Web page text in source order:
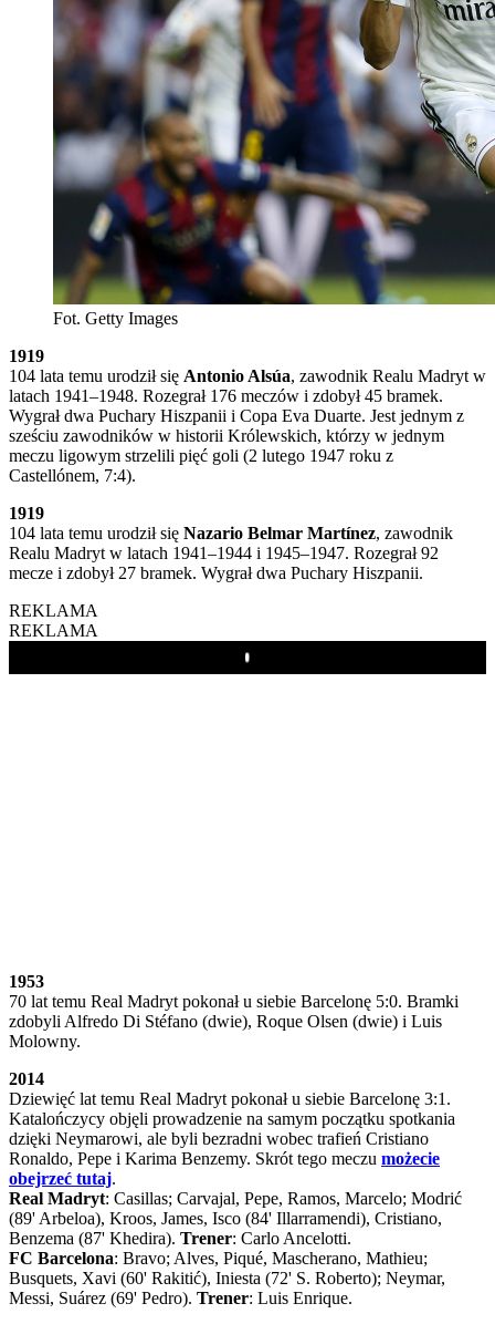
Fot. Getty Images
1919
104 lata temu urodził się Antonio Alsúa, zawodnik Realu Madryt w
latach 1941–1948. Rozegrał 176 meczów i zdobył 45 bramek.
Wygrał dwa Puchary Hiszpanii i Copa Eva Duarte. Jest jednym z
sześciu zawodników w historii Królewskich, którzy w jednym
meczu ligowym strzelili pięć goli (2 lutego 1947 roku z
Castellónem, 7:4).
1919
104 lata temu urodził się Nazario Belmar Martínez, zawodnik
Realu Madryt w latach 1941–1944 i 1945–1947. Rozegrał 92
mecze i zdobył 27 bramek. Wygrał dwa Puchary Hiszpanii.
REKLAMA
REKLAMA
Play
1953
70 lat temu Real Madryt pokonał u siebie Barcelonę 5:0. Bramki
zdobyli Alfredo Di Stéfano (dwie), Roque Olsen (dwie) i Luis
Molowny.
2014
Dziewięć lat temu Real Madryt pokonał u siebie Barcelonę 3:1.
Katalończycy objęli prowadzenie na samym początku spotkania
dzięki Neymarowi, ale byli bezradni wobec trafień Cristiano
Ronaldo, Pepe i Karima Benzemy. Skrót tego meczu możecie
obejrzeć tutaj.
Real Madryt: Casillas; Carvajal, Pepe, Ramos, Marcelo; Modrić
(89' Arbeloa), Kroos, James, Isco (84' Illarramendi), Cristiano,
Benzema (87' Khedira). Trener: Carlo Ancelotti.
FC Barcelona: Bravo; Alves, Piqué, Mascherano, Mathieu;
Busquets, Xavi (60' Rakitić), Iniesta (72' S. Roberto); Neymar,
Messi, Suárez (69' Pedro). Trener: Luis Enrique.